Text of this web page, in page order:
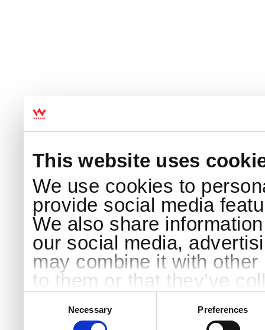
This website uses
We use cookies to
provide social media
We also share
our social media,
may combine it with
to them or that they’ve
Necessary Preferences